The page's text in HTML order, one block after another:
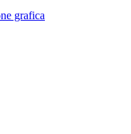
grafica